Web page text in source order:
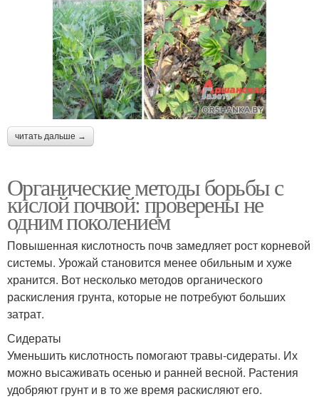
читать дальше →
Органические методы борьбы с
кислой почвой: проверены не
одним поколением
Повышенная кислотность почв замедляет рост корневой
системы. Урожай становится менее обильным и хуже
хранится. Вот несколько методов органического
раскисления грунта, которые не потребуют больших
затрат.
Сидераты
Уменьшить кислотность помогают травы-сидераты. Их
можно высаживать осенью и ранней весной. Растения
удобряют грунт и в то же время раскисляют его.